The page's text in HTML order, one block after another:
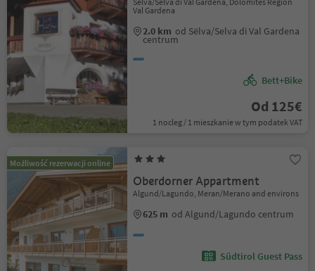
Val Gardena
2.0 km od Sëlva/Selva di Val Gardena
centrum
Bett+Bike
Od 125€
1 nocleg / 1 mieszkanie w tym podatek VAT
Możliwość rezerwacji online
Oberdorner Appartment
Algund/Lagundo, Meran/Merano and environs
625 m od Algund/Lagundo centrum
Südtirol Guest Pass